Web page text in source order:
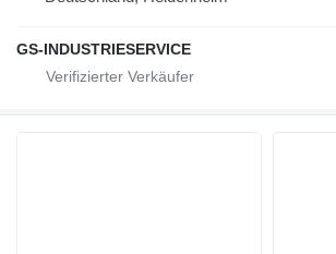
GS-INDUSTRIESERVICE